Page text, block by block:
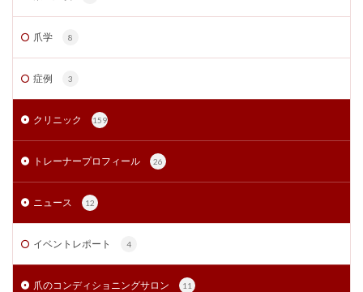
爪学 8
症例 3
クリニック 159
トレーナープロフィール 26
ニュース 12
イベントレポート 4
爪のコンディショニングサロン 11